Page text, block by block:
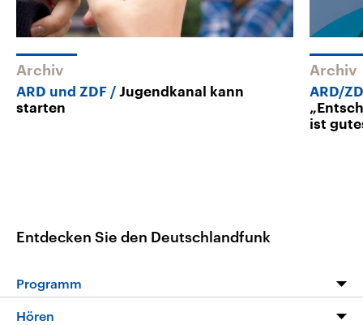
Archiv
ARD und ZDF
Jugendkanal kann
starten
Archiv
ARD/
ist
Entdecken Sie den Deutschlandfunk
Programm
Programm
Hören